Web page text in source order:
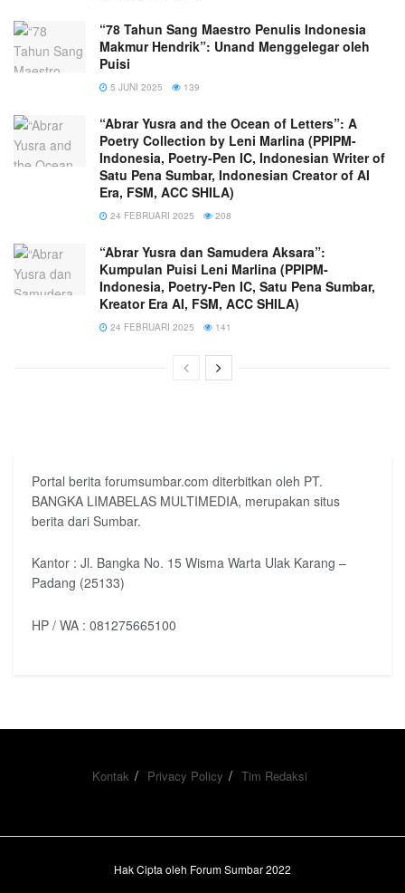
“78 Tahun Sang Maestro Penulis Indonesia
Makmur Hendrik”: Unand Menggelegar oleh
Puisi
5 JUNI 2025 139
“Abrar Yusra and the Ocean of Letters”: A
Poetry Collection by Leni Marlina (PPIPM-
Indonesia, Poetry-Pen IC, Indonesian Writer of
Satu Pena Sumbar, Indonesian Creator of AI
Era, FSM, ACC SHILA)
24 FEBRUARI 2025 208
“Abrar Yusra dan Samudera Aksara”:
Kumpulan Puisi Leni Marlina (PPIPM-
Indonesia, Poetry-Pen IC, Satu Pena Sumbar,
Kreator Era AI, FSM, ACC SHILA)
24 FEBRUARI 2025 141
Portal berita forumsumbar.com diterbitkan oleh PT.
BANGKA LIMABELAS MULTIMEDIA, merupakan situs
berita dari Sumbar.
Kantor : Jl. Bangka No. 15 Wisma Warta Ulak Karang –
Padang (25133)
HP / WA : 081275665100
Kontak Privacy Policy Tim Redaksi
Hak Cipta oleh Forum Sumbar 2022